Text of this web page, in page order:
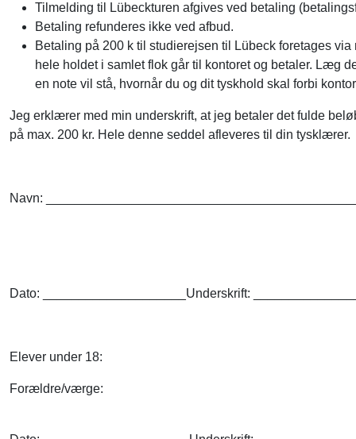
Tilmelding til Lübeckturen afgives ved betaling
Betaling refunderes ikke ved afbud.
Betaling på 200 k til studierejsen til Lübeck foretages
hele holdet i samlet flok går til kontoret og betaler. Læg
en note vil stå, hvornår du og dit tyskhold skal forbi
Jeg erklærer med min underskrift, at jeg betaler det fulde
på max. 200 kr. Hele denne seddel afleveres til din tysklærer.
Navn:
Dato: Underskrift:
Elever under 18:
Forældre/værge: